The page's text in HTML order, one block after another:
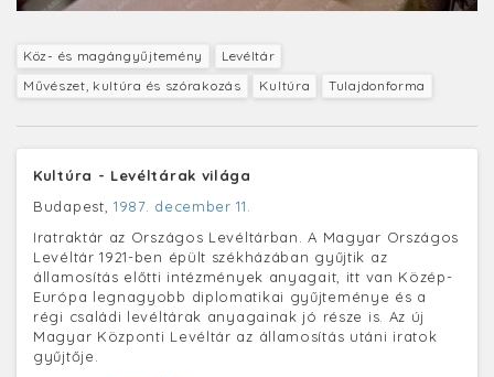
Köz- és magángyűjtemény
Levéltár
Művészet, kultúra és szórakozás
Kultúra Tulajdonforma
Kultúra - Levéltárak világa
Budapest, 1987. december 11.
Iratraktár az Országos Levéltárban. A Magyar Országos
Levéltár 1921-ben épült székházában gyűjtik az
államosítás előtti intézmények anyagait, itt van Közép-
Európa legnagyobb diplomatikai gyűjteménye és a
régi családi levéltárak anyagainak jó része is. Az új
Magyar Központi Levéltár az államosítás utáni iratok
gyűjtője.